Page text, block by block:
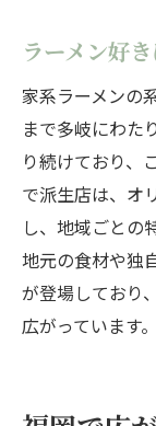
ラーメン好
家系ラーメンの
まで多岐にわた
り続けており、
で派生店は、オ
し、地域ごとの
地元の食材や独
が登場しており
広がっています。